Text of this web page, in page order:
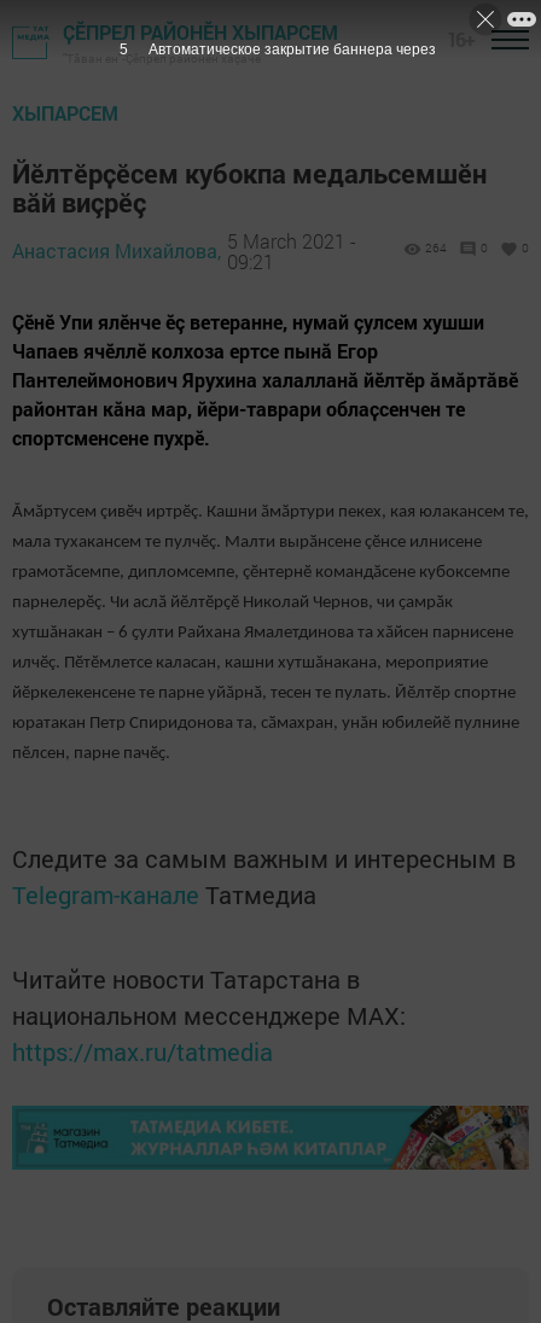
ҪӖПРЕЛ РАЙОНӖН ХЫПАРСЕМ
"Тӑван ен"-Çĕпрел районĕн хаçачӗ
ХЫПАРСЕМ
Йӗлтӗрҫӗсем кубокпа медальсемшӗн
вăй виçрӗç
Анастасия Михайлова, 5 March 2021 -
09:21
264 0 0
Çӗнӗ Упи ялӗнче ӗç ветеранне, нумай çулсем хушши
Чапаев ячӗллӗ колхоза ертсе пынӑ Егор
Пантелеймонович Ярухина халалланă йӗлтӗр ăмăртăвӗ
районтан кăна мар, йӗри-таврари облаҫсенчен те
спортсменсене пухрӗ.
Ӑмӑртусем çивӗч иртрӗç. Кашни ӑмӑртури пекех, кая юлакансем те,
мала тухакансем те пулчӗç. Малти вырӑнсене çӗнсе илнисене
грамотӑсемпе, дипломсемпе, çӗнтернӗ командӑсене кубоксемпе
парнелерӗç. Чи аслӑ йӗлтӗрҫӗ Николай Чернов, чи ҫамрӑк
хутшăнакан – 6 ҫулти Райхана Ямалетдинова та хăйсен парнисене
илчӗç. Пӗтӗмлетсе каласан, кашни хутшăнакана, мероприятие
йӗркелекенсене те парне уйăрнӑ, тесен те пулать. Йӗлтӗр спортне
юратакан Петр Спиридонова та, сӑмахран, унăн юбилейӗ пулнине
пӗлсен, парне пачӗҫ.
Следите за самым важным и интересным в
Telegram-канале Татмедиа
Читайте новости Татарстана в
национальном мессенджере MАХ:
https://max.ru/tatmedia
Оставляйте реакции
5 Автоматическое закрытие баннера через